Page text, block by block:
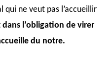
qui ne veut pas l’accueillir
dans l’obligation de virer
du notre.